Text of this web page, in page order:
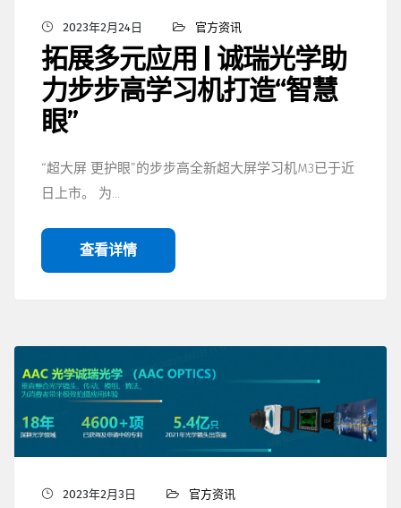
2023年2月24日 官方资讯
拓展多元应用 | 诚瑞光学助
力步步高学习机打造“智慧
眼”
“超大屏 更护眼”的步步高全新超大屏学习机M3已于近
日上市。 为…
查看详情
2023年2月3日 官方资讯